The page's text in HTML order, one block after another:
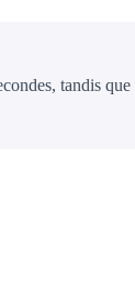
tandis